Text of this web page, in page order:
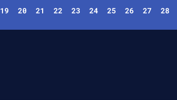
19 20 21 22 23 24 25 26 27 28